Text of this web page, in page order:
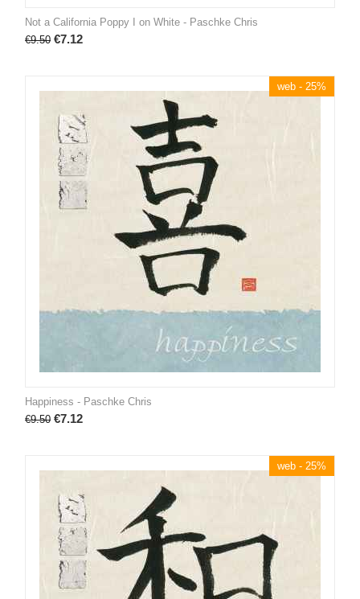
Not a California Poppy I on White - Paschke Chris
€9.50 €7.12
web - 25%
Happiness - Paschke Chris
€9.50 €7.12
web - 25%